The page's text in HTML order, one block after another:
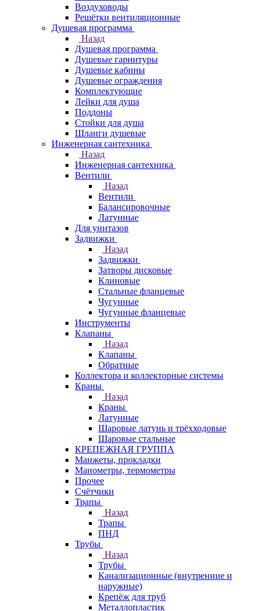
Воздуховоды
Решётки вентиляционные
Душевая программа
Назад
Душевая программа
Душевые гарнитуры
Душевые кабины
Душевые ограждения
Комплектующие
Лейки для душа
Поддоны
Стойки для душа
Шланги душевые
Инженерная сантехника
Назад
Инженерная сантехника
Вентили
Назад
Вентили
Балансировочные
Латунные
Для унитазов
Задвижки
Назад
Задвижки
Затворы дисковые
Клиновые
Стальные фланцевые
Чугунные
Чугунные фланцевые
Инструменты
Клапаны
Назад
Клапаны
Обратные
Коллектора и коллекторные системы
Краны
Назад
Краны
Латунные
Шаровые латунь и трёхходовые
Шаровые стальные
КРЕПЕЖНАЯ ГРУППА
Манжеты, прокладки
Манометры, термометры
Прочее
Счётчики
Трапы
Назад
Трапы
ПНД
Трубы
Назад
Трубы
Канализационные (внутренние и
наружные)
Крепёж для труб
Металлопластик